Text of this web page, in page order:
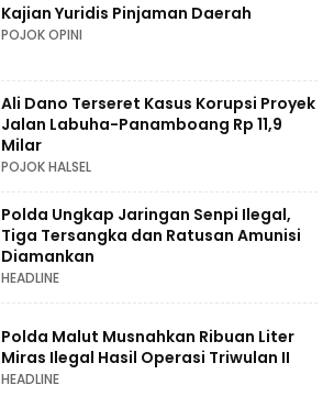
Kajian Yuridis Pinjaman Daerah
POJOK OPINI
Ali Dano Terseret Kasus Korupsi Proyek
Jalan Labuha-Panamboang Rp 11,9
Milar
POJOK HALSEL
Polda Ungkap Jaringan Senpi Ilegal,
Tiga Tersangka dan Ratusan Amunisi
Diamankan
HEADLINE
Polda Malut Musnahkan Ribuan Liter
Miras Ilegal Hasil Operasi Triwulan II
HEADLINE